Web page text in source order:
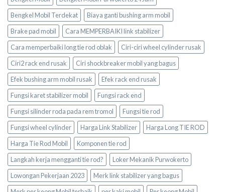
Bengkel Mobil Terdekat
Biaya ganti bushing arm mobil
Brake pad mobil
Cara MEMPERBAIKI link stabilizer
Cara memperbaiki long tie rod oblak
Ciri-ciri wheel cylinder rusak
Ciri2 rack end rusak
Ciri shockbreaker mobil yang bagus
Efek bushing arm mobil rusak
Efek rack end rusak
Fungsi karet stabilizer mobil
Fungsi rack end
Fungsi silinder roda pada rem tromol
Fungsi tie rod
Fungsi wheel cylinder
Harga Link Stabilizer
Harga Long TIE ROD
Harga Tie Rod Mobil
Komponen tie rod
Langkah kerja mengganti tie rod?
Loker Mekanik Purwokerto
Lowongan Pekerjaan 2023
Merk link stabilizer yang bagus